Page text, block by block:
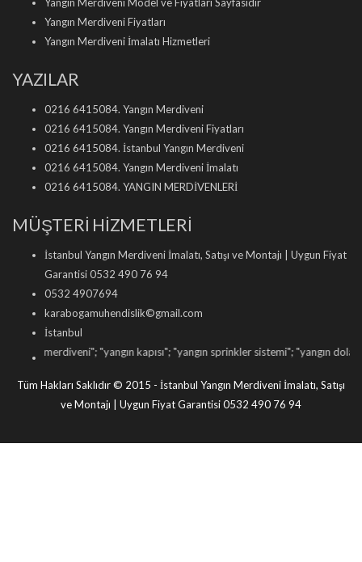
Yangın Merdiveni Fiyatları
Yangın Merdiveni İmalatı Hizmetleri
YAZILAR
0216 6415084. Yangın Merdiveni
0216 6415084. Yangın Merdiveni Fiyatları
0216 6415084. İstanbul Yangın Merdiveni
0216 6415084. Yangın Merdiveni İmalatı
0216 6415084. YANGIN MERDİVENLERİ
MÜŞTERİ HİZMETLERİ
İstanbul Yangın Merdiveni İmalatı, Satışı ve Montajı | Uygun Fiyat
Garantisi 0532 490 76 94
0532 4907694
karabogamuhendislik©gmail.com
İstanbul
merdiveni"; "yangın kapısı"; "yangın sprinkler sistemi"; "yangın dolabı satışı
Tüm Hakları Saklıdır © 2015 - İstanbul Yangın Merdiveni İmalatı, Satışı
ve Montajı | Uygun Fiyat Garantisi 0532 490 76 94